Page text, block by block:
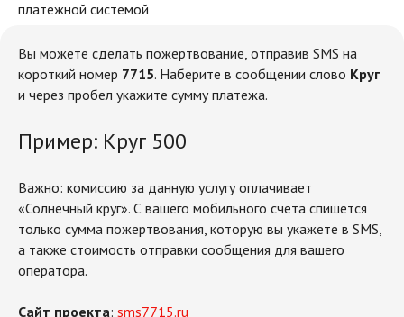
платежной системой
Вы можете сделать пожертвование, отправив SMS на
короткий номер 7715. Наберите в сообщении слово Круг
и через пробел укажите сумму платежа.
Пример: Круг 500
Важно: комиссию за данную услугу оплачивает
«Солнечный круг». С вашего мобильного счета спишется
только сумма пожертвования, которую вы укажете в SMS,
а также стоимость отправки сообщения для вашего
оператора.
Сайт проекта: sms7715.ru